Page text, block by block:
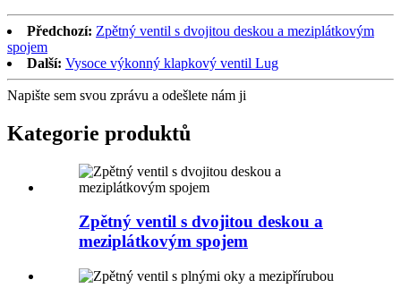
Předchozí: Zpětný ventil s dvojitou deskou a meziplátkovým
spojem
Další: Vysoce výkonný klapkový ventil Lug
Napište sem svou zprávu a odešlete nám ji
Kategorie produktů
Zpětný ventil s dvojitou deskou a
meziplátkovým spojem